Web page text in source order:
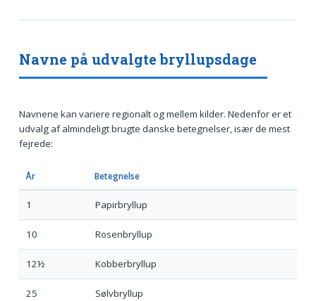
Navne på udvalgte bryllupsdage
Navnene kan variere regionalt og mellem kilder. Nedenfor er et
udvalg af almindeligt brugte danske betegnelser, især de mest
fejrede:
År Betegnelse
1 Papirbryllup
10 Rosenbryllup
12½ Kobberbryllup
25 Sølvbryllup